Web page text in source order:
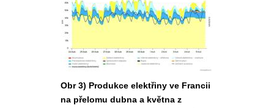
Obr 3) Produkce elektřiny ve Francii
na přelomu dubna a května z